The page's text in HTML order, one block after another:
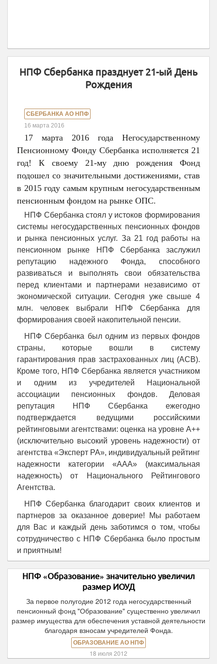
НПФ Сбербанка празднует 21-ый День
Рождения
СБЕРБАНКА АО НПФ
16 марта 2016
17 марта 2016 года Негосударственному
Пенсионному Фонду Сбербанка исполняется 21
год! К своему 21-му дню рождения Фонд
подошел со значительными достижениями, став
в 2015 году самым крупным негосударственным
пенсионным фондом на рынке ОПС.
НПФ Сбербанка стоял у истоков формирования
системы негосударственных пенсионных фондов
и рынка пенсионных услуг. За 21 год работы на
пенсионном рынке НПФ Сбербанка заслужил
репутацию надежного Фонда, способного
развиваться и выполнять свои обязательства
перед клиентами и партнерами независимо от
экономической ситуации. Сегодня уже свыше 4
млн. человек выбрали НПФ Сбербанка для
формирования своей накопительной пенсии.
НПФ Сбербанка был одним из первых фондов
страны, которые вошли в систему
гарантирования прав застрахованных лиц (АСВ).
Кроме того, НПФ Сбербанка является участником
и одним из учредителей Национальной
ассоциации пенсионных фондов. Деловая
репутация НПФ Сбербанка ежегодно
подтверждается ведущими российскими
рейтинговыми агентствами: оценка на уровне А++
(исключительно высокий уровень надежности) от
агентства «Эксперт РА», индивидуальный рейтинг
надежности категории «ААА» (максимальная
надежность) от Национального Рейтингового
Агентства.
НПФ Сбербанка благодарит своих клиентов и
партнеров за оказанное доверие! Мы работаем
для Вас и каждый день заботимся о том, чтобы
сотрудничество с НПФ Сбербанка было простым
и приятным!
НПФ «Образование» значительно увеличил
размер ИОУД
За первое полугодие 2012 года негосударственный
пенсионный фонд "Образование" существенно увеличил
размер имущества для обеспечения уставной деятельности
благодаря взносам учредителей Фонда.
ОБРАЗОВАНИЕ АО НПФ
18 июля 2012